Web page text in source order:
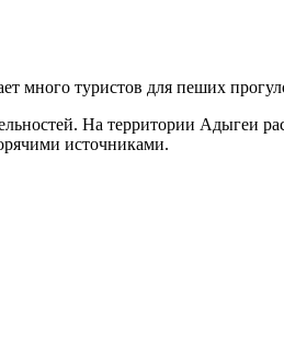
много туристов для пеших
На территории Адыгеи
источниками.